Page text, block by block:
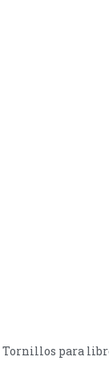
Tornillos para